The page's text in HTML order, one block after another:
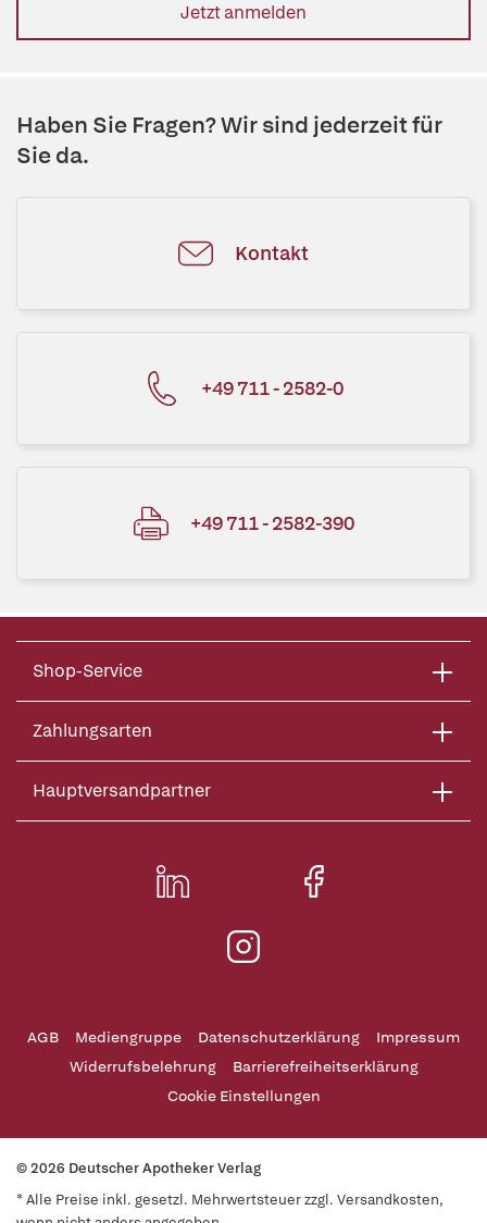
Jetzt anmelden
Haben Sie Fragen? Wir sind jederzeit für
Sie da.
Kontakt
+49 711 - 2582-0
+49 711 - 2582-390
Shop-Service
Zahlungsarten
Hauptversandpartner
AGB Mediengruppe Datenschutzerklärung
Impressum
Widerrufsbelehrung
Barrierefreiheitserklärung
Cookie Einstellungen
© 2026 Deutscher Apotheker Verlag
* Alle Preise inkl. gesetzl. Mehrwertsteuer zzgl. Versandkosten,